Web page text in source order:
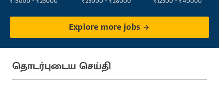
Explore more jobs
தொடர்புடைய செய்தி